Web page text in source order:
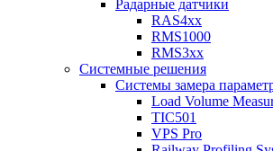
Радарные датчики
RAS4xx
RMS1000
RMS3xx
Системные решения
Системы замера
Load Volume
TIC501
VPS Pro